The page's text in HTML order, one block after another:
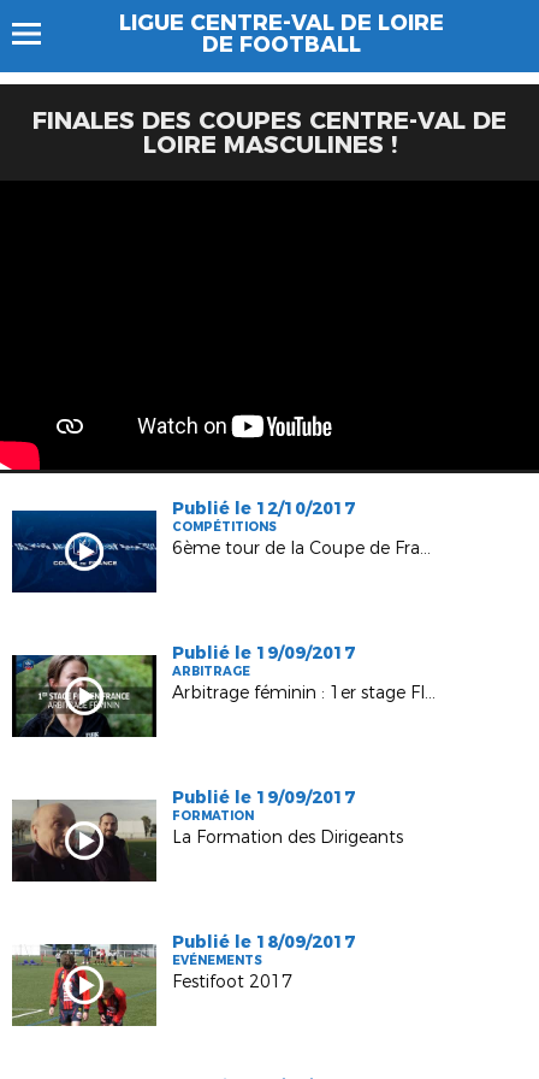
LIGUE CENTRE-VAL DE LOIRE
DE FOOTBALL
FINALES DES COUPES CENTRE-VAL DE
LOIRE MASCULINES !
Publié le 12/10/2017
COMPÉTITIONS
6ème tour de la Coupe de France : les réactions d'après-tirage
Publié le 19/09/2017
ARBITRAGE
Arbitrage féminin : 1er stage FIFA en France
Publié le 19/09/2017
FORMATION
La Formation des Dirigeants
Publié le 18/09/2017
EVÉNEMENTS
Festifoot 2017